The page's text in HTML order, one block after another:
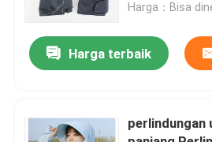
Seragam Tempur Militer
Armor Balistik Militer
Harga：Bisa
Harga terbaik
perlindungan